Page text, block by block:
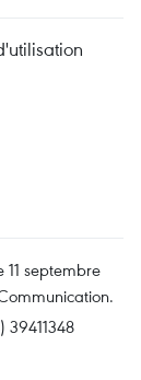
11 septembre
39411348